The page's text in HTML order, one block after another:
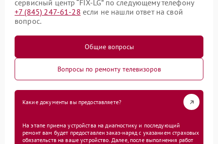
сервисный центр “FIX-LG” по следующему телефону
+7 (845) 247-61-28 если не нашли ответ на свой
вопрос.
Общие вопросы
Вопросы по ремонту телевизоров
Какие документы вы предоставляете?
На этапе приема устройства на диагностику и последующий
ремонт вам будет предоставлен заказ-наряд с указанием страховых
обязательств на ваше устройство. Далее, после выполнения работ